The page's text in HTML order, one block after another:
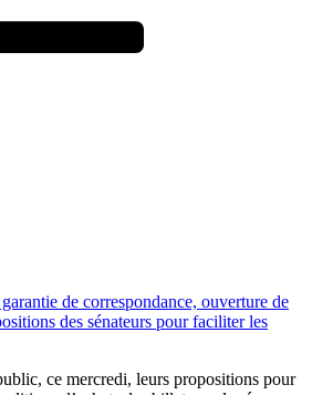
de correspondance, ouverture de
des sénateurs pour faciliter les
ce mercredi, leurs propositions pour